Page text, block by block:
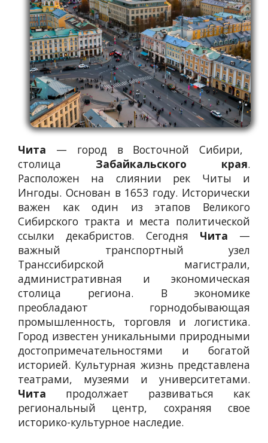
РЕЕСТРЫ
Чита — город в Восточной Сибири,
столица Забайкальского края.
Расположен на слиянии рек Читы и
Ингоды. Основан в 1653 году. Исторически
важен как один из этапов Великого
Сибирского тракта и места политической
ссылки декабристов. Сегодня Чита —
важный транспортный узел
Транссибирской магистрали,
административная и экономическая
столица региона. В экономике
преобладают горнодобывающая
промышленность, торговля и логистика.
Город известен уникальными природными
достопримечательностями и богатой
историей. Культурная жизнь представлена
театрами, музеями и университетами.
Чита продолжает развиваться как
региональный центр, сохраняя свое
историко-культурное наследие.